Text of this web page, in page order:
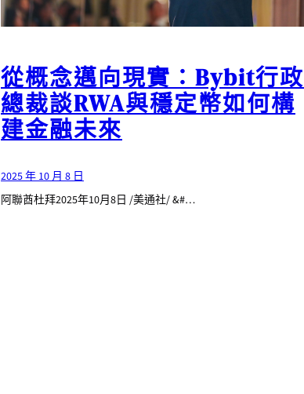
從概念邁向現實：Bybit行政
總裁談RWA與穩定幣如何構
建金融未來
2025 年 10 月 8 日
阿聯酋杜拜2025年10月8日 /美通社/ &#…